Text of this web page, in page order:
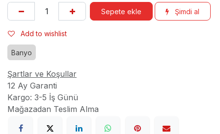
Sepete ekle Şimdi al
Add to wishlist
Banyo
Şartlar ve Koşullar
12 Ay Garanti
Kargo: 3-5 İş Günü
Mağazadan Teslim Alma